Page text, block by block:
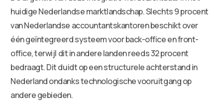
huidige Nederlandse marktlandschap. Slechts 9 procent
van Nederlandse accountantskantoren beschikt over
één geïntegreerd systeem voor back-office en front-
office, terwijl dit in andere landen reeds 32 procent
bedraagt. Dit duidt op een structurele achterstand in
Nederland ondanks technologische vooruitgang op
andere gebieden.